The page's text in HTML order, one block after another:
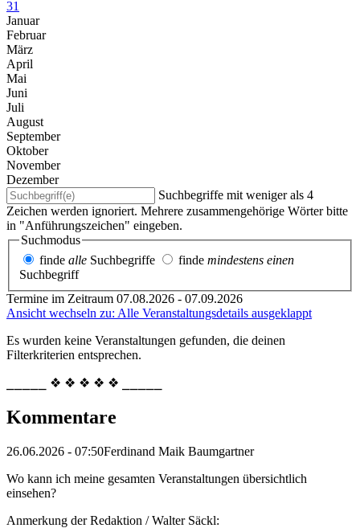
31
Januar
Februar
März
April
Mai
Juni
Juli
August
September
Oktober
November
Dezember
Suchbegriffe mit weniger als 4
Zeichen werden ignoriert. Mehrere zusammengehörige Wörter bitte
in "Anführungszeichen" eingeben.
Suchmodus
finde alle Suchbegriffe finde mindestens einen
Suchbegriff
Termine im Zeitraum 07.08.2026 - 07.09.2026
Ansicht wechseln zu: Alle Veranstaltungsdetails ausgeklappt
Es wurden keine Veranstaltungen gefunden, die deinen
Filterkriterien entsprechen.
⎯⎯⎯⎯⎯ ❖ ❖ ❖ ❖ ❖ ⎯⎯⎯⎯⎯
Kommentare
26.06.2026 - 07:50Ferdinand Maik Baumgartner
Wo kann ich meine gesamten Veranstaltungen übersichtlich
einsehen?
Anmerkung der Redaktion /Walter Säckl: